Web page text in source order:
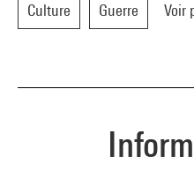
Culture Guerre Voir